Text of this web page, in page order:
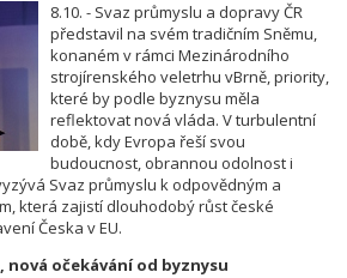
8.10. - Svaz průmyslu a dopravy ČR
představil na svém tradičním Sněmu,
konaném v rámci Mezinárodního
strojírenského veletrhu vBrně, priority,
které by podle byznysu měla
reflektovat nová vláda. V turbulentní
době, kdy Evropa řeší svou
budoucnost, obrannou odolnost i
Svaz průmyslu k odpovědným a
která zajistí dlouhodobý růst české
Česka v EU.
očekávání od byznysu